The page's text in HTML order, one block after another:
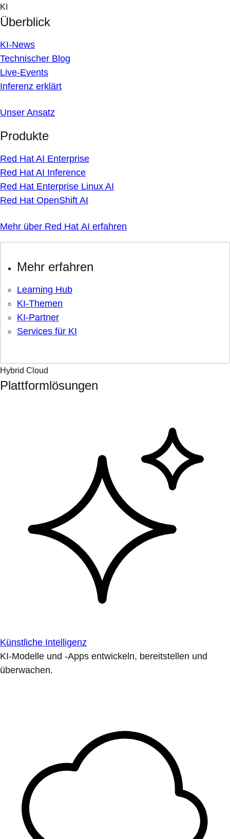
Skip
to
content
KI
Überblick
KI-News
Technischer Blog
Live-Events
Inferenz erklärt
Unser Ansatz
Produkte
Red Hat AI Enterprise
Red Hat AI Inference
Red Hat Enterprise Linux AI
Red Hat OpenShift AI
Mehr über Red Hat AI erfahren
Mehr erfahren
Learning Hub
KI-Themen
KI-Partner
Services für KI
Hybrid Cloud
Plattformlösungen
Künstliche Intelligenz
KI-Modelle und -Apps entwickeln, bereitstellen und
überwachen.